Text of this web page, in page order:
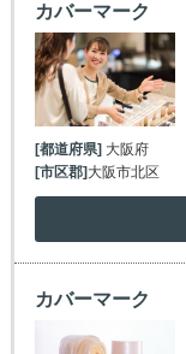
カバーマーク
[都道府県] 大阪府
[市区郡] 大阪市北区
カバーマーク